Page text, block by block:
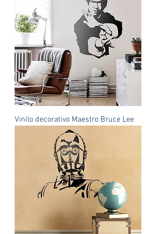
Vinilo decorativo Maestro Bruce Lee